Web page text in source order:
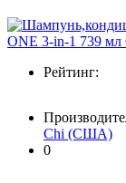
Рейтинг:
Chi (США)
0